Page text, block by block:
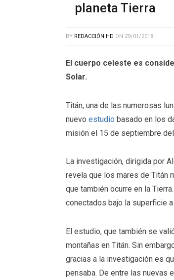
planeta Tierra
BY REDACCIÓN HD ON 29/01/2018
El cuerpo celeste es
Solar.
Titán, una de las numerosas
nuevo estudio basado en los
misión el 15 de septiembre
La investigación, dirigida por
revela que los mares de Titán
que también ocurre en la
conectados bajo la superficie
El estudio, que también se
montañas en Titán. Sin
gracias a la investigación es
pensaba. De entre las nuevas